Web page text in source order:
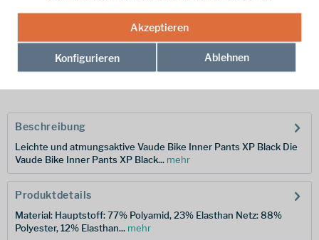
In denWarenkorb
Beschreibung
Leichte und atmungsaktive Vaude Bike Inner Pants XP Black Die
Vaude Bike Inner Pants XP Black... mehr
Produktdetails
Material: Hauptstoff: 77% Polyamid, 23% Elasthan Netz: 88%
Polyester, 12% Elasthan... mehr
Akzeptieren
Konfigurieren Ablehnen